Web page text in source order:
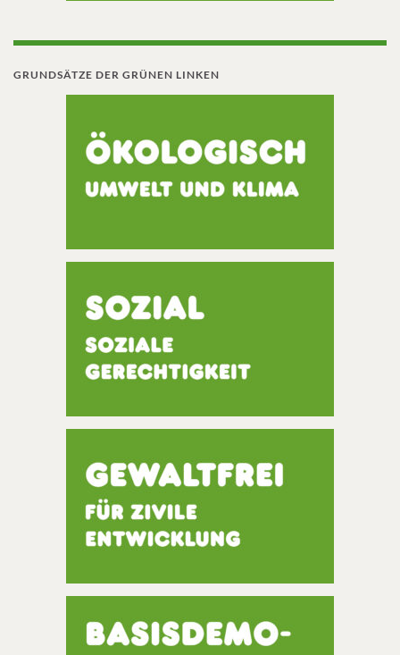
GRUNDSÄTZE DER GRÜNEN LINKEN